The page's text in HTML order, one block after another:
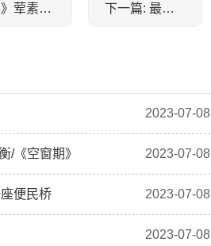
上一篇: 4本R《刀锋与雨燕》星际科幻/《阴性植物》直掰弯/《笨雪人》荤素均衡/《空窗期》 下一篇: 最后一页
2023-07-08
/《空窗期》 2023-07-08
便民桥 2023-07-08
2023-07-08